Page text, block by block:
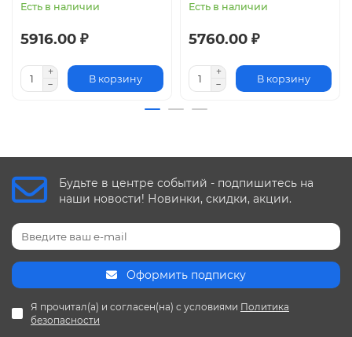
Есть в наличии
5916.00 ₽
В корзину
Есть в наличии
5760.00 ₽
В корзину
Будьте в центре событий - подпишитесь на
наши новости! Новинки, скидки, акции.
Оформить подписку
Я прочитал(а) и согласен(на) с условиями Политика
безопасности